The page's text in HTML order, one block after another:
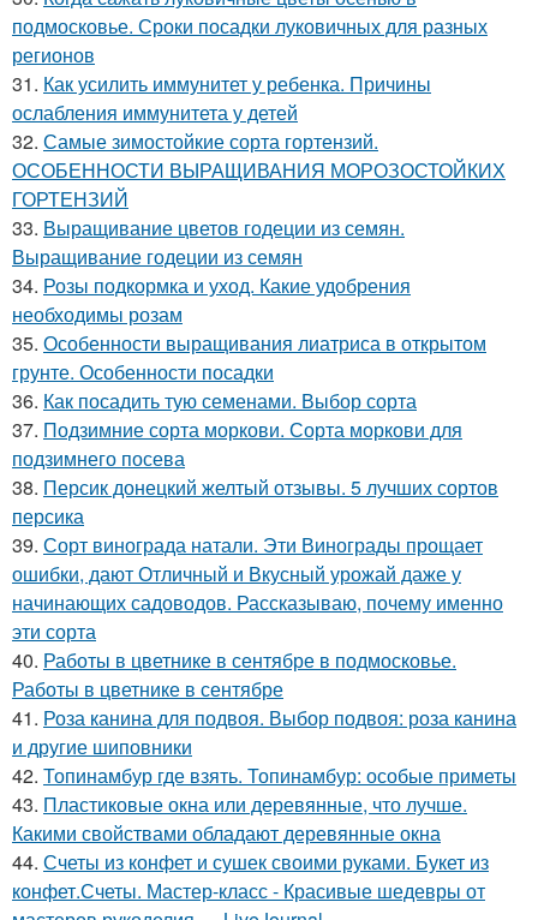
подмосковье. Сроки посадки луковичных для разных
регионов
31. Как усилить иммунитет у ребенка. Причины
ослабления иммунитета у детей
32. Самые зимостойкие сорта гортензий.
ОСОБЕННОСТИ ВЫРАЩИВАНИЯ МОРОЗОСТОЙКИХ
ГОРТЕНЗИЙ
33. Выращивание цветов годеции из семян.
Выращивание годеции из семян
34. Розы подкормка и уход. Какие удобрения
необходимы розам
35. Особенности выращивания лиатриса в открытом
грунте. Особенности посадки
36. Как посадить тую семенами. Выбор сорта
37. Подзимние сорта моркови. Сорта моркови для
подзимнего посева
38. Персик донецкий желтый отзывы. 5 лучших сортов
персика
39. Сорт винограда натали. Эти Винограды прощает
ошибки, дают Отличный и Вкусный урожай даже у
начинающих садоводов. Рассказываю, почему именно
эти сорта
40. Работы в цветнике в сентябре в подмосковье.
Работы в цветнике в сентябре
41. Роза канина для подвоя. Выбор подвоя: роза канина
и другие шиповники
42. Топинамбур где взять. Топинамбур: особые приметы
43. Пластиковые окна или деревянные, что лучше.
Какими свойствами обладают деревянные окна
44. Счеты из конфет и сушек своими руками. Букет из
конфет.Счеты. Мастер-класс - Красивые шедевры от